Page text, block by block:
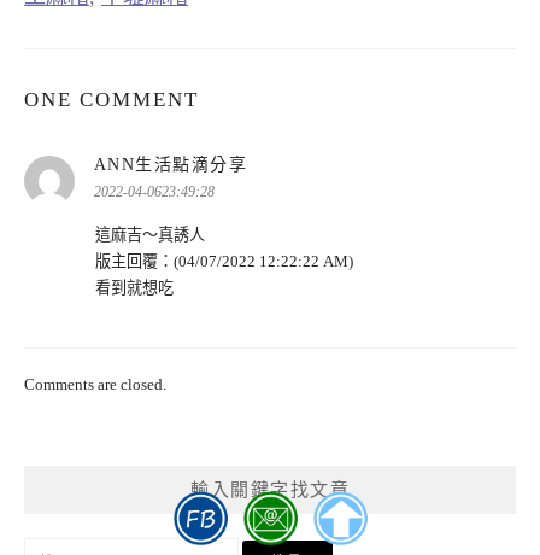
ONE COMMENT
ANN生活點滴分享
2022-04-0623:49:28
這麻吉～真誘人
版主回覆：(04/07/2022 12:22:22 AM)
看到就想吃
Comments are closed.
輸入關鍵字找文章